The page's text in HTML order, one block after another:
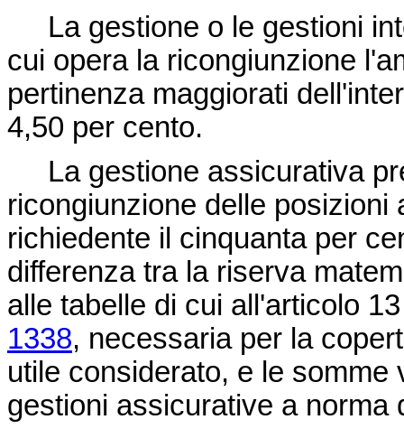
La gestione o le gestioni
cui opera la ricongiunzione
pertinenza maggiorati
4,50 per cento.
La gestione assicurativa
ricongiunzione delle
richiedente il cinquanta per
differenza tra la riserva
alle tabelle di cui all'articolo
1338, necessaria per la
utile considerato, e le
gestioni assicurative a